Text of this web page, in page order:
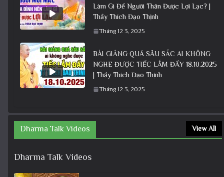
Làm Gì Để Người Thân Được Lợi Lạc? |
Thầy Thích Đạo Thịnh
Tháng 12 3, 2025
BÀI GIẢNG QUÁ SÂU SẮC AI KHÔNG
NGHE ĐƯỢC TIẾC LẮM ĐẤY 18.10.2025
| Thầy Thích Đạo Thịnh
Tháng 12 3, 2025
Dharma Talk Videos View All
Dharma Talk Videos